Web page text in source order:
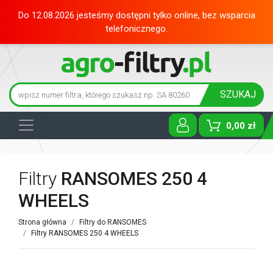
Do 12.08.2026 jesteśmy dostępni tylko online, bez wsparcia
telefonicznego.
SZUKAJ
0,00 zł
Toggle
Filtry RANSOMES 250 4
WHEELS
Strona główna
Filtry do RANSOMES
Filtry RANSOMES 250 4 WHEELS